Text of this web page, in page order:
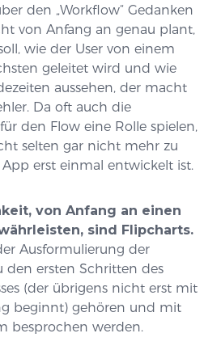
den „Workflow“ Gedanken
von Anfang an genau plant,
wie der User von einem
geleitet wird und wie
aussehen, der macht
Da oft auch die
den Flow eine Rolle spielen,
selten gar nicht mehr zu
erst einmal entwickelt ist.
von Anfang an einen
sind Flipcharts.
Ausformulierung der
den ersten Schritten des
(der übrigens nicht erst mit
beginnt) gehören und mit
besprochen werden.